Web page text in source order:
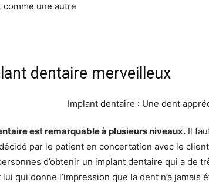
comme une autre
dentaire merveilleux
est remarquable à plusieurs niveaux. Il
par le patient en concertation avec le
d’obtenir un implant dentaire qui a de
lui qui donne l’impression que la dent n’a